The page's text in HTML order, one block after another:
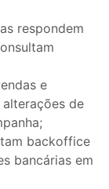
respondem
e
de
backoffice
bancárias em